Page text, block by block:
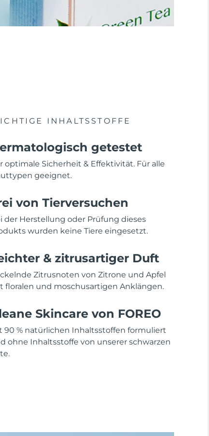
INHALTSSTOFFE
getestet
optimale Sicherheit & Effektivität. Für alle
geeignet.
von Tierversuchen
der Herstellung oder Prüfung dieses
wurden keine Tiere eingesetzt.
& zitrusartiger Duft
Zitrusnoten von Zitrone und Apfel
floralen und moschusartigen Anklängen.
Skincare von FOREO
90 % natürlichen Inhaltsstoffen formuliert
ohne Inhaltsstoffe von unserer schwarzen